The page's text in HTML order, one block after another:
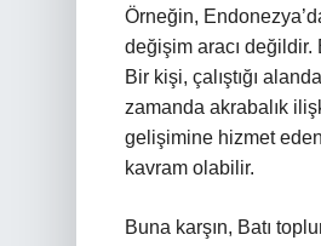
Örneğin,
değişim aracı
Bir kişi, çalıştığı
zamanda akrabalık
gelişimine hizmet
kavram olabilir.
Buna karşın, Batı